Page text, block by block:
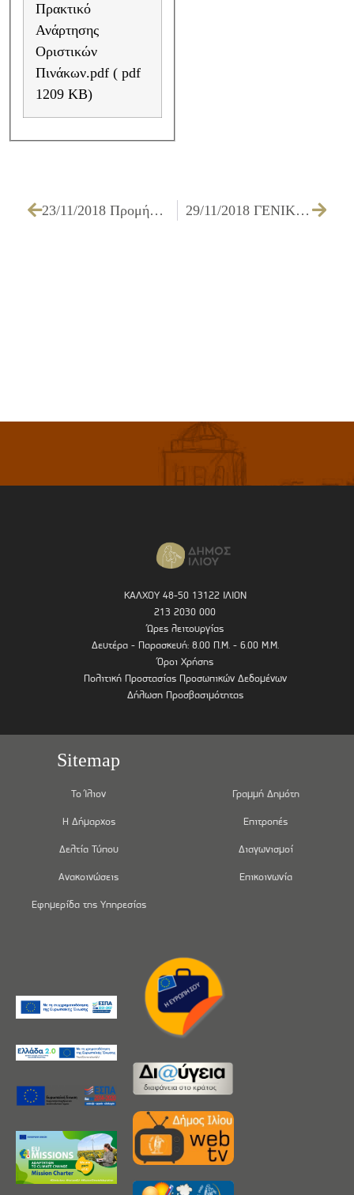
Πρακτικό
Ανάρτησης
Οριστικών
Πινάκων.pdf ( pdf
1209 KB)
23/11/2018 Προμήθεια μηχανημάτων 29/11/2018 ΓΕΝΙΚΗ ΣΥΝΤΗΡΗΣΗ ΣΧΟΛΙΚΩΝ ΚΤΙΡΙΩΝ ΕΡΓ. Δ1/18
ΚΑΛΧΟΥ 48-50 13122 ΙΛΙΟΝ
213 2030 000
Ώρες λειτουργίας
Δευτέρα - Παρασκευή: 8.00 Π.Μ. - 6.00 Μ.Μ.
Όροι Χρήσης
Πολιτική Προστασίας Προσωπικών Δεδομένων
Δήλωση Προσβασιμότητας
Sitemap
Το Ίλιον
Η Δήμαρχος
Δελτία Τύπου
Ανακοινώσεις
Εφημερίδα της Υπηρεσίας
Γραμμή Δημότη
Επιτροπές
Διαγωνισμοί
Επικοινωνία